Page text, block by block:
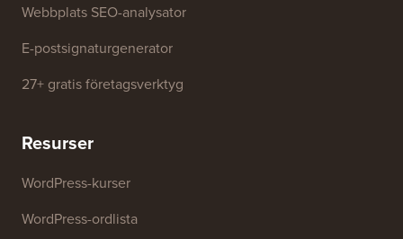
Företagsnamnsgenerator
WordPress-temadetektor
SEO Nyckelordsgenerator
Webbplats SEO-analysator
E-postsignaturgenerator
27+ gratis företagsverktyg